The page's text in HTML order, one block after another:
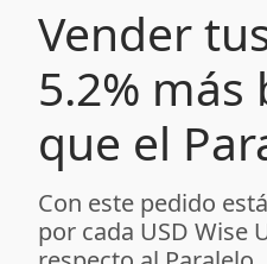
Vender
5.2% más
que el
Con este pedido
por cada USD Wise